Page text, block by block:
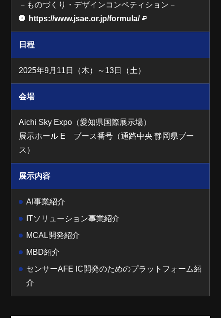
－ものづくり・デザインコンペティション－
https://www.jsae.or.jp/formula/
日程
2025年9月11日（木）～13日（土）
会場
Aichi Sky Expo（愛知県国際展示場）
展示ホール E ブース番号（通路中央 静岡県ブー
ス）
展示内容
AI事業紹介
ITソリューション事業紹介
MCAL開発紹介
MBD紹介
センサーAFE IC開発のためのプラットフォーム紹
介